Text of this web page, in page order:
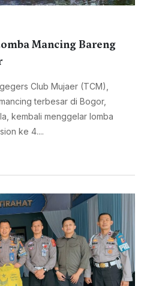
Mancing Bareng
Club Mujaer (TCM),
terbesar di Bogor,
kembali menggelar lomba
ke 4....